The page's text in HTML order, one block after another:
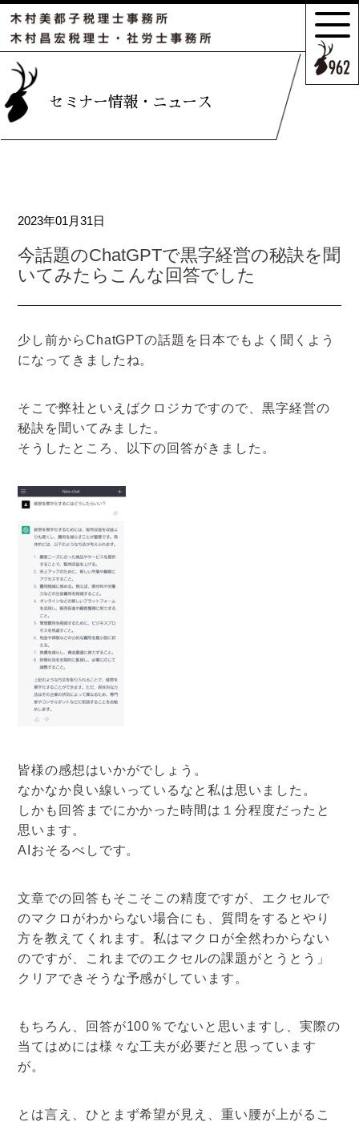
セミナー情報・ニュース
2023年01月31日
今話題のChatGPTで黒字経営の秘訣を聞
いてみたらこんな回答でした
少し前からChatGPTの話題を日本でもよく聞くよう
になってきましたね。
そこで弊社といえばクロジカですので、黒字経営の
秘訣を聞いてみました。
そうしたところ、以下の回答がきました。
皆様の感想はいかがでしょう。
なかなか良い線いっているなと私は思いました。
しかも回答までにかかった時間は１分程度だったと
思います。
AIおそるべしです。
文章での回答もそこそこの精度ですが、エクセルで
のマクロがわからない場合にも、質問をするとやり
方を教えてくれます。私はマクロが全然わからない
のですが、これまでのエクセルの課題がとうとう」
クリアできそうな予感がしています。
もちろん、回答が100％でないと思いますし、実際の
当てはめには様々な工夫が必要だと思っています
が。
とは言え、ひとまず希望が見え、重い腰が上がるこ